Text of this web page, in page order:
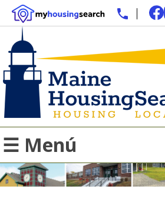
☰ Menú